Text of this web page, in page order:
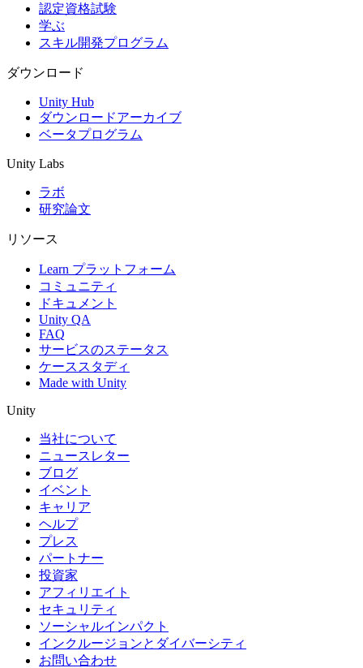
認定資格試験
学ぶ
スキル開発プログラム
ダウンロード
Unity Hub
ダウンロードアーカイブ
ベータプログラム
Unity Labs
ラボ
研究論文
リソース
Learn プラットフォーム
コミュニティ
ドキュメント
Unity QA
FAQ
サービスのステータス
ケーススタディ
Made with Unity
Unity
当社について
ニュースレター
ブログ
イベント
キャリア
ヘルプ
プレス
パートナー
投資家
アフィリエイト
セキュリティ
ソーシャルインパクト
インクルージョンとダイバーシティ
お問い合わせ